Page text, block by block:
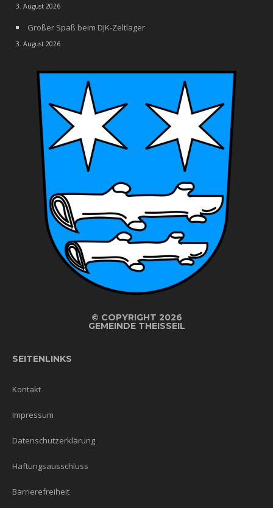
3. August 2026
Großer Spaß beim DJK-Zeltlager
3. August 2026
© COPYRIGHT 2026
GEMEINDE THEISSEIL
SEITENLINKS
Kontakt
Impressum
Datenschutzerklärung
Haftungsausschluss
Barrierefreiheit